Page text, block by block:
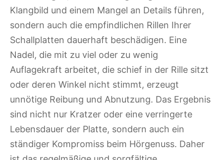
Klangbild und einem Mangel an Details führen,
sondern auch die empfindlichen Rillen Ihrer
Schallplatten dauerhaft beschädigen. Eine
Nadel, die mit zu viel oder zu wenig
Auflagekraft arbeitet, die schief in der Rille sitzt
oder deren Winkel nicht stimmt, erzeugt
unnötige Reibung und Abnutzung. Das Ergebnis
sind nicht nur Kratzer oder eine verringerte
Lebensdauer der Platte, sondern auch ein
ständiger Kompromiss beim Hörgenuss. Daher